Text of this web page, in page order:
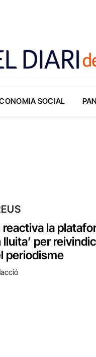
SOCIAL
reactiva la
lluita’ per
periodisme